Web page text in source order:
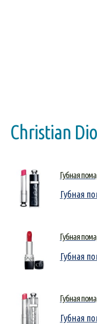
Christian
Губная
Губная
Губная
Губная
Губная
Губная